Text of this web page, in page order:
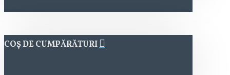
COȘ DE CUMPĂRĂTURI